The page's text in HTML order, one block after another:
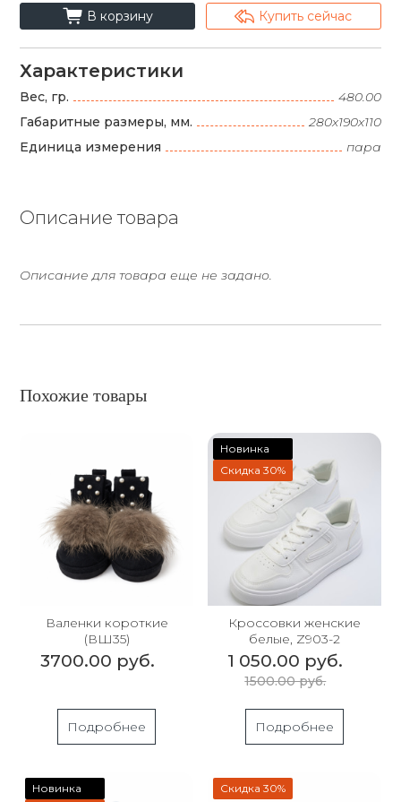
cart_fill В корзину arrowshape_turn_up_left_2 Купить сейчас
Характеристики
Вес, гр.
480.00
Габаритные размеры, мм.
280х190х110
Единица измерения
пара
Описание товара
Описание для товара еще не задано.
Похожие товары
Валенки короткие
(ВШ35)
3700.00 руб.
Подробнее
Новинка
Скидка 30%
Кроссовки женские
белые, Z903-2
1 050.00 руб.
1500.00 руб.
Подробнее
Новинка Скидка 30%